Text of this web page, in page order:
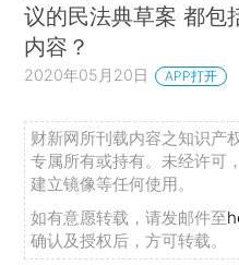
议的民法典草案 都包
内容？
2020年05月20日 APP打开
财新网所刊载内容之知识产
专属所有或持有。未经许可
建立镜像等任何使用。
如有意愿转载，请发邮件至
确认及授权后，方可转载。